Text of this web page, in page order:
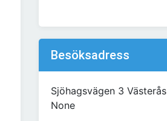
Besöksadress
Sjöhagsvägen 3 Västerås
None